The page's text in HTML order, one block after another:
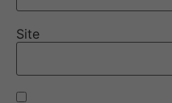
Site